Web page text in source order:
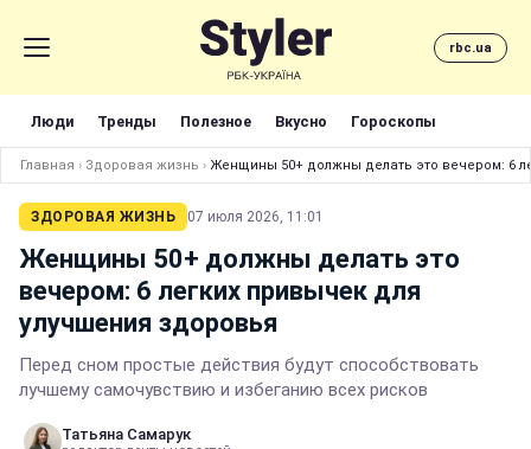
rbc.ua
Люди Тренды Полезное Вкусно Гороскопы
Главная › Здоровая жизнь › Женщины 50+ должны делать это вечером: 6
ЗДОРОВАЯ ЖИЗНЬ 07 июля 2026, 11:01
Женщины 50+ должны делать это
вечером: 6 легких привычек для
улучшения здоровья
Перед сном простые действия будут способствовать
лучшему самочувствию и избеганию всех рисков
Татьяна Самарук